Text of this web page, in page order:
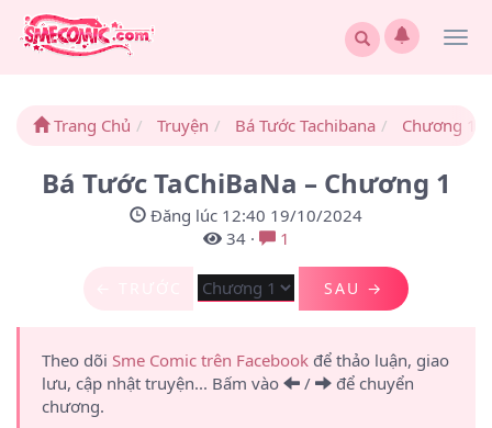
Trang Chủ Truyện Bá Tước Tachibana Chương 1
Bá Tước TaChiBaNa – Chương 1
Đăng lúc 12:40 19/10/2024
34· 1
SAU →
Theo dõi Sme Comic trên Facebook để thảo luận, giao
lưu, cập nhật truyện... Bấm vào
/
để chuyển
chương.